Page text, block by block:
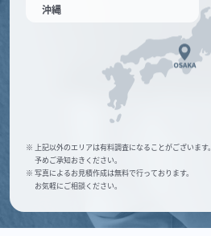
沖縄
※ 上記以外のエリアは有料調査になることがございます。
予めご承知おきください。
※ 写真によるお見積作成は無料で行っております。
お気軽にご相談ください。